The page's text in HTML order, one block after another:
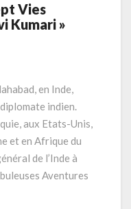
Vies
Kumari »
en Inde,
indien.
aux Etats-Unis,
et en Afrique du
de l’Inde à
Aventures